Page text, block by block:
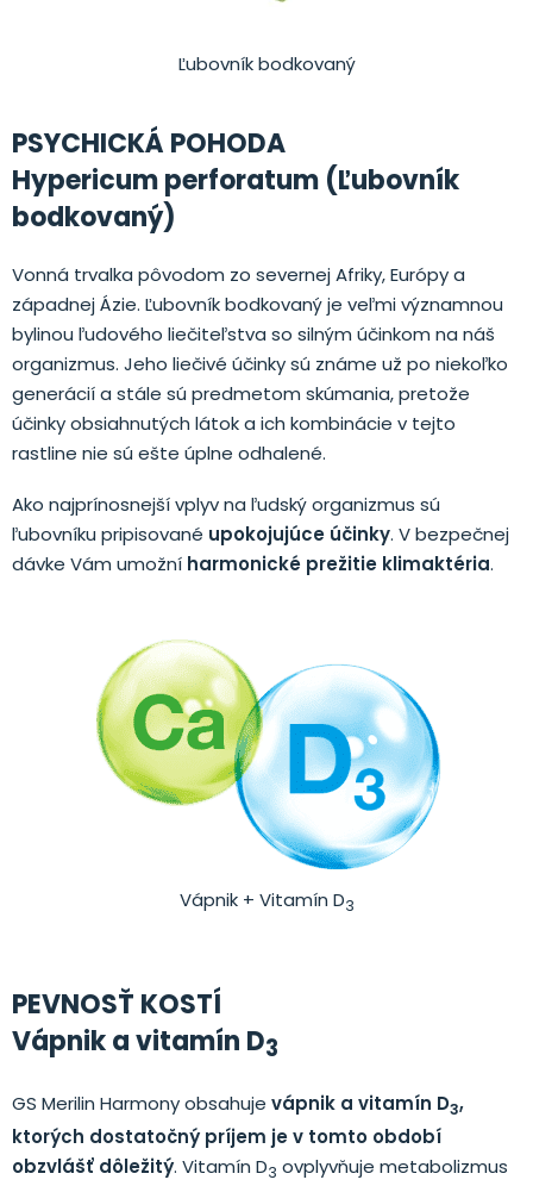
Ľubovník bodkovaný
PSYCHICKÁ POHODA
Hypericum perforatum (Ľubovník
bodkovaný)
Vonná trvalka pôvodom zo severnej Afriky, Európy a
západnej Ázie. Ľubovník bodkovaný je veľmi významnou
bylinou ľudového liečiteľstva so silným účinkom na náš
organizmus. Jeho liečivé účinky sú známe už po niekoľko
generácií a stále sú predmetom skúmania, pretože
účinky obsiahnutých látok a ich kombinácie v tejto
rastline nie sú ešte úplne odhalené.
Ako najprínosnejší vplyv na ľudský organizmus sú
ľubovníku pripisované upokojujúce účinky. V bezpečnej
dávke Vám umožní harmonické prežitie klimaktéria.
Vápnik + Vitamín D3
PEVNOSŤ KOSTÍ
Vápnik a vitamín D3
GS Merilin Harmony obsahuje vápnik a vitamín D3,
ktorých dostatočný príjem je v tomto období
obzvlášť dôležitý. Vitamín D3 ovplyvňuje metabolizmus